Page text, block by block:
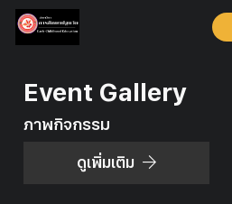
Event Gallery
ภาพกิจกรรม
ดูเพิ่มเติม